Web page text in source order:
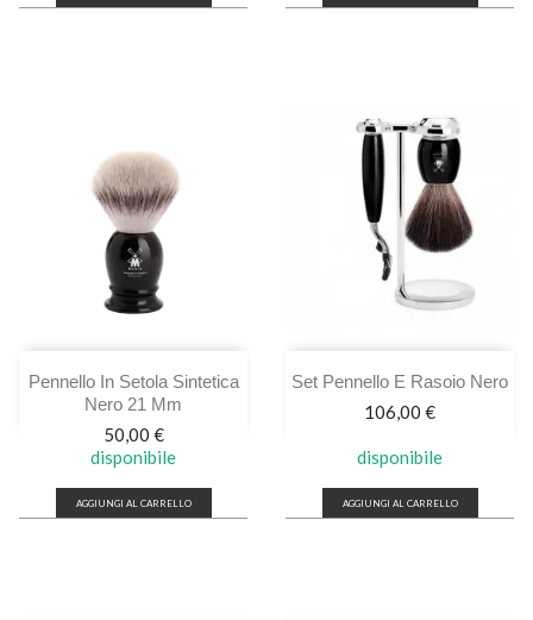
Pennello In Setola Sintetica
Nero 21 Mm
Prezzo
50,00 €
disponibile
AGGIUNGI AL CARRELLO
Set Pennello E Rasoio Nero
Prezzo
106,00 €
disponibile
AGGIUNGI AL CARRELLO